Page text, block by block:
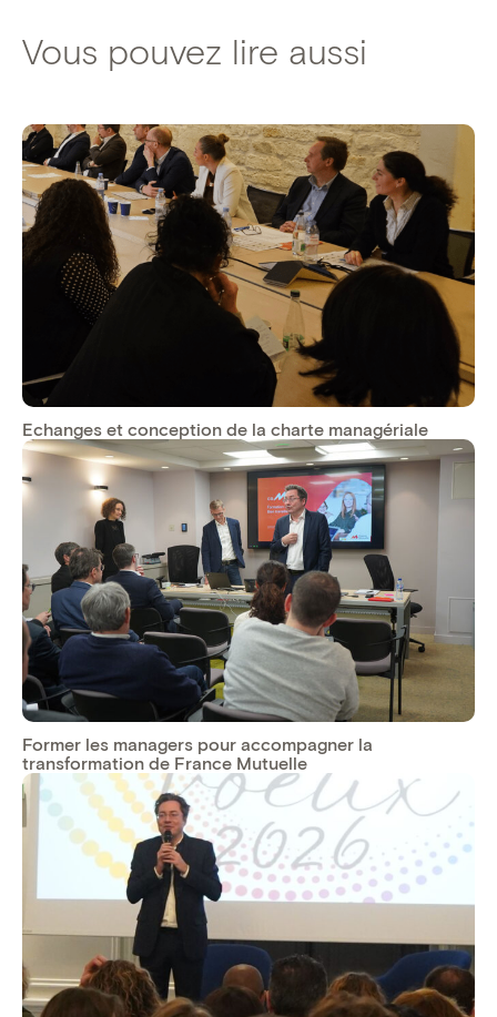
Vous pouvez lire aussi
Echanges et conception de la charte managériale
Former les managers pour accompagner la
transformation de France Mutuelle